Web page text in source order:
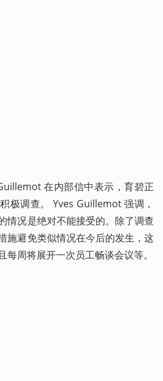
在内部信中表示，育碧正
极调查。 Yves Guillemot 强调，
情况是绝对不能接受的。除了调查
施避免类似情况在今后的发生，这
周将展开一次员工畅谈会议等。